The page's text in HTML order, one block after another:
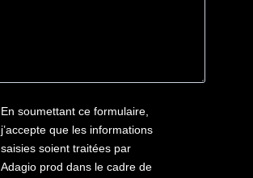
En soumettant ce formulaire,
j’accepte que les informations
saisies soient traitées par
Adagio prod dans le cadre de